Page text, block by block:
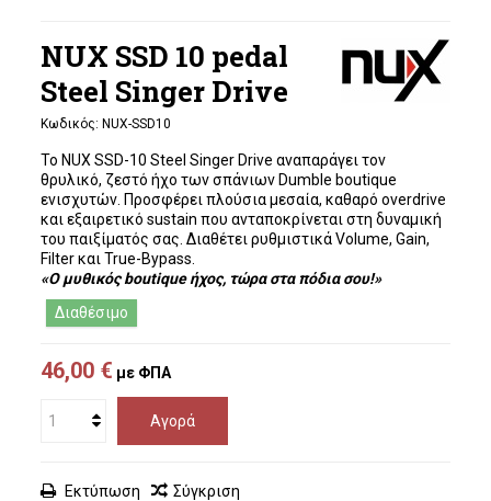
NUX SSD 10 pedal
Steel Singer Drive
Κωδικός: NUX-SSD10
Το NUX SSD-10 Steel Singer Drive αναπαράγει τον
θρυλικό, ζεστό ήχο των σπάνιων Dumble boutique
ενισχυτών. Προσφέρει πλούσια μεσαία, καθαρό overdrive
και εξαιρετικό sustain που ανταποκρίνεται στη δυναμική
του παιξίματός σας. Διαθέτει ρυθμιστικά Volume, Gain,
Filter και True-Bypass.
«Ο μυθικός boutique ήχος, τώρα στα πόδια σου!»
Διαθέσιμο
46,00 € με ΦΠΑ
Αγορά
Εκτύπωση Σύγκριση